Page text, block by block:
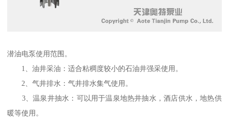
潜油电泵使用范围。
1、油井采油：适合粘稠度较小的石油井强采使用。
2、气井排水：气井排水集气使用。
3、温泉井抽水：可以用于温泉地热井抽水，酒店供水，地热供
暖等使用。